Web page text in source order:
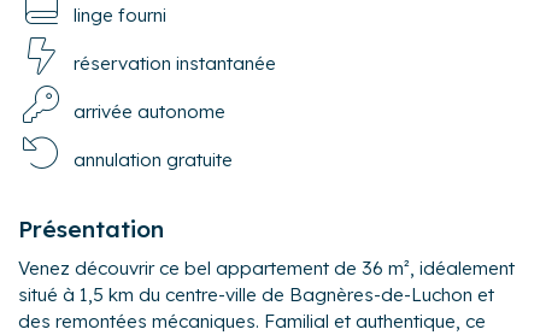
linge fourni
réservation instantanée
arrivée autonome
annulation gratuite
Présentation
Venez découvrir ce bel appartement de 36 m², idéalement
situé à 1,5 km du centre-ville de Bagnères-de-Luchon et
des remontées mécaniques. Familial et authentique, ce